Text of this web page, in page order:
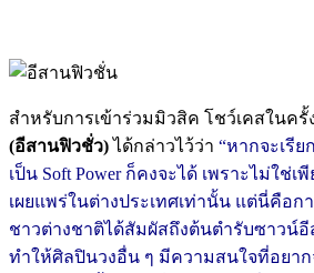
สำหรับการเข้าร่วมมิวสิค โชว์เคสในครั้
(อีสานฟิวชั่ว)ได้กล่าวไว้ว่า “หากจะเรีย
เป็น Soft Power ก็คงจะได้ เพราะไม่ใช่เ
เผยแพร่ในต่างประเทศเท่านั้น แต่นี่คือก
ชาวต่างชาติได้สัมผัสถึงต้นตำรับซาวน์อี
ทำให้ศิลปินวงอื่น ๆ มีความสนใจที่อยาก